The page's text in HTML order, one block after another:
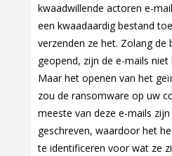
kwaadwillende actoren e-
een kwaadaardig bestand
verzenden ze het. Zolang de
geopend, zijn de e-mails
Maar het openen van het
zou de ransomware op uw
meeste van deze e-mails
geschreven, waardoor het
te identificeren voor wat ze